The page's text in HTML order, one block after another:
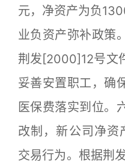
元，净资产为负
业负资产弥补政策
荆发[2000]12号文
妥善安置职工，确
医保费落实到位。
改制，新公司净
交易行为。根据荆